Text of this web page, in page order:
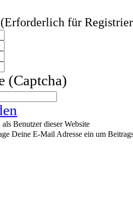
(Erforderlich für
(Captcha)
Benutzer dieser Website
Deine E-Mail Adresse ein um